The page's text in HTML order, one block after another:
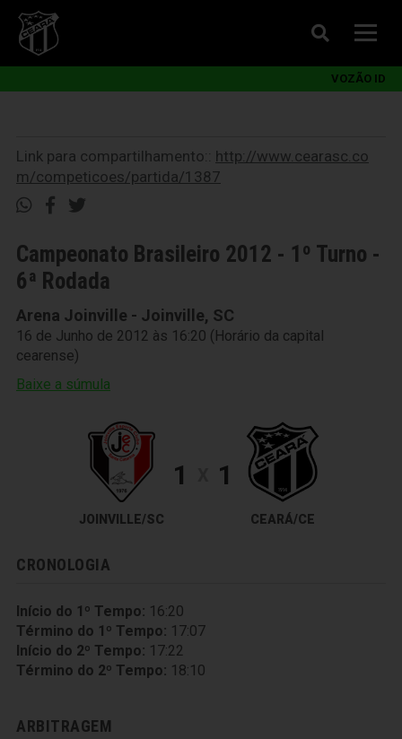
VOZÃO ID
Link para compartilhamento:: http://www.cearasc.co
m/competicoes/partida/1387
Campeonato Brasileiro 2012 - 1º Turno -
6ª Rodada
Arena Joinville - Joinville, SC
16 de Junho de 2012 às 16:20 (Horário da capital
cearense)
Baixe a súmula
JOINVILLE/SC
1 1
CEARÁ/CE
CRONOLOGIA
Início do 1º Tempo: 16:20
Término do 1º Tempo: 17:07
Início do 2º Tempo: 17:22
Término do 2º Tempo: 18:10
ARBITRAGEM